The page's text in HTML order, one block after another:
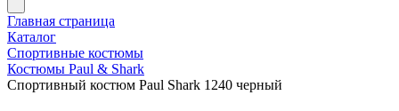
Главная страница
Каталог
Спортивные костюмы
Костюмы Paul & Shark
Спортивный костюм Paul Shark 1240 черный